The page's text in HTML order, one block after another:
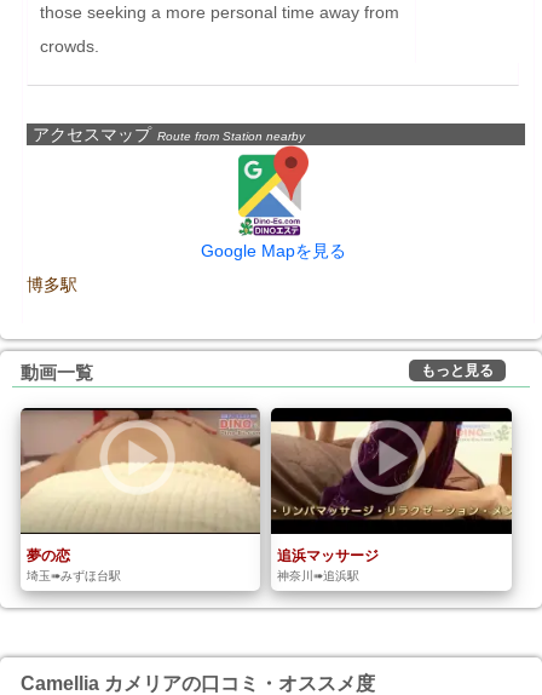
those seeking a more personal time away from
crowds.
アクセスマップ Route from Station nearby
Google Mapを見る
博多駅
動画一覧 もっと見る
夢の恋
埼玉➠みずほ台駅
追浜マッサージ
神奈川➠追浜駅
Camellia カメリアの口コミ・オススメ度